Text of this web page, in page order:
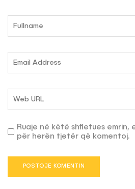
Ruaje në këtë shfletues emrin,
për herën tjetër që komentoj.